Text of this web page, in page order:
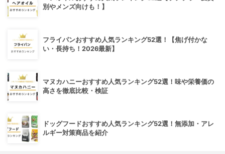
別やメンズ向けも！】
フライパンおすすめ人気ランキング52選！【焦げ付かな
い・長持ち！2026最新】
マヌカハニーおすすめ人気ランキング52選！味や栄養価の
高さを徹底比較・検証
ドッグフードおすすめ人気ランキング52選！無添加・アレ
ルギー対策商品を紹介